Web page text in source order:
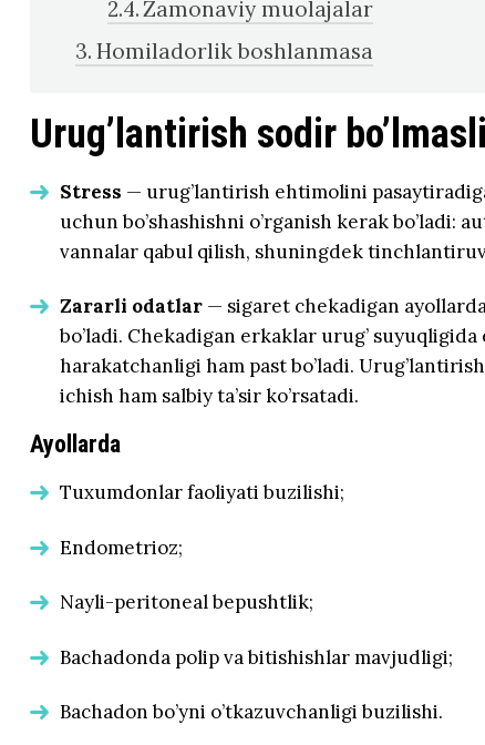
Zamonaviy muolajalar
Homiladorlik boshlanmasa
Urug’lantirish sodir
Stress — urug’lantirish ehtimolini
uchun bo’shashishni o’rganish kerak bo’ladi:
vannalar qabul qilish, shuningdek
Zararli odatlar — sigaret chekadigan
bo’ladi. Chekadigan erkaklar urug’
harakatchanligi ham past bo’ladi.
ichish ham salbiy ta’sir ko’rsatadi.
Ayollarda
Tuxumdonlar faoliyati buzilishi;
Endometrioz;
Nayli-peritoneal bepushtlik;
Bachadonda polip va bitishishlar mavjudligi;
Bachadon bo’yni o’tkazuvchanligi buzilishi.